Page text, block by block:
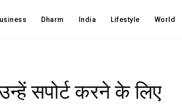
Dharm India Lifestyle World
सपोर्ट करने के लिए